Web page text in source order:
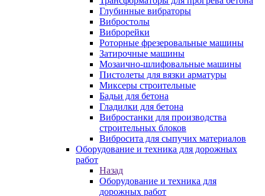
Глубинные вибраторы
Вибростолы
Виброрейки
Роторные фрезеровальные машины
Затирочные машины
Мозаично-шлифовальные машины
Пистолеты для вязки арматуры
Миксеры строительные
Бадьи для бетона
Гладилки для бетона
Вибростанки для производства
строительных блоков
Вибросита для сыпучих материалов
Оборудование и техника для дорожных
работ
Назад
Оборудование и техника для
дорожных работ